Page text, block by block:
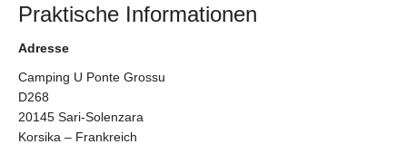
Praktische Informationen
Adresse
Camping U Ponte Grossu
D268
20145 Sari-Solenzara
Korsika – Frankreich